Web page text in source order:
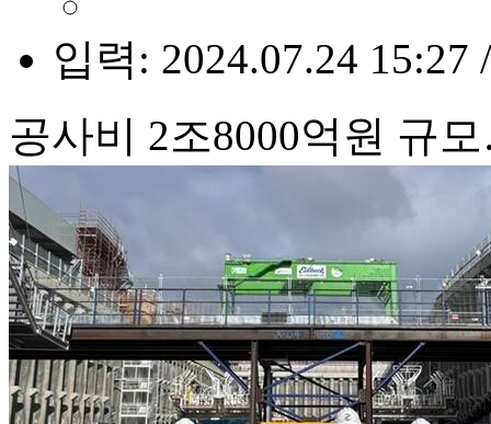
입력: 2024.07.24 15:27
공사비 2조8000억원 규